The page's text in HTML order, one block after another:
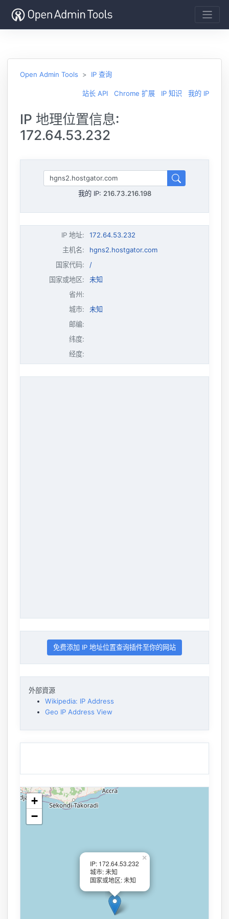
Open Admin Tools IP 查询
站长 API Chrome 扩展 IP 知识 我的 IP
IP 地理位置信息:
172.64.53.232
我的 IP: 216.73.216.198
IP 地址:
172.64.53.232
主机名:
hgns2.hostgator.com
国家代码:
/
国家或地区:
未知
省州:
城市:
未知
邮编:
纬度:
经度:
免费添加 IP 地址位置查询插件至你的网站
外部資源
Wikipedia: IP Address
Geo IP Address View
IP: 172.64.53.232
城市: 未知
国家或地区: 未知
×
+
−